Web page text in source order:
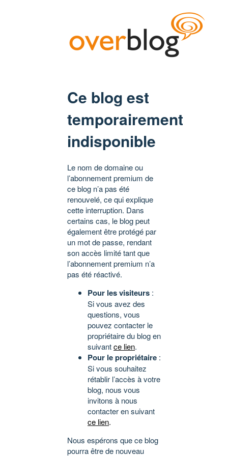
Ce blog est
temporairement
indisponible
Le nom de domaine ou
l’abonnement premium de
ce blog n’a pas été
renouvelé, ce qui explique
cette interruption. Dans
certains cas, le blog peut
également être protégé par
un mot de passe, rendant
son accès limité tant que
l’abonnement premium n’a
pas été réactivé.
Pour les visiteurs :
Si vous avez des
questions, vous
pouvez contacter le
propriétaire du blog en
suivantce lien.
Pour le propriétaire :
Si vous souhaitez
rétablir l’accès à votre
blog, nous vous
invitons à nous
contacter en suivant
ce lien.
Nous espérons que ce blog
pourra être de nouveau